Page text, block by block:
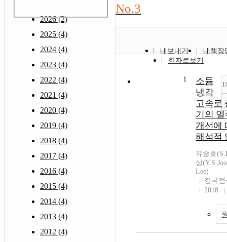
2026 (2)
2025 (4)
2024 (4)
2023 (4)
2022 (4)
2021 (4)
2020 (4)
2019 (4)
2018 (4)
2017 (4)
2016 (4)
2015 (4)
2014 (4)
2013 (4)
2012 (4)
No.3
내보내기
내책장
한자로보기
1
소듐
냉각
고속로
기의
개선에
해석적
유승호
상(Y.S
Lee)
한국
2018